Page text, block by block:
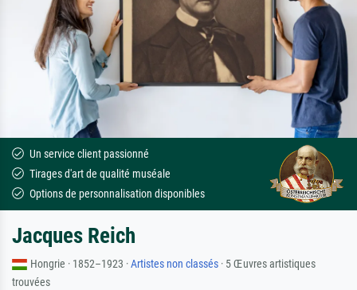
nu.
Un service client passionné
Tirages d'art de qualité muséale
Options de personnalisation disponibles
Jacques Reich
Hongrie · 1852–1923 ·Artistes non classés · 5 Œuvres artistiques
trouvées